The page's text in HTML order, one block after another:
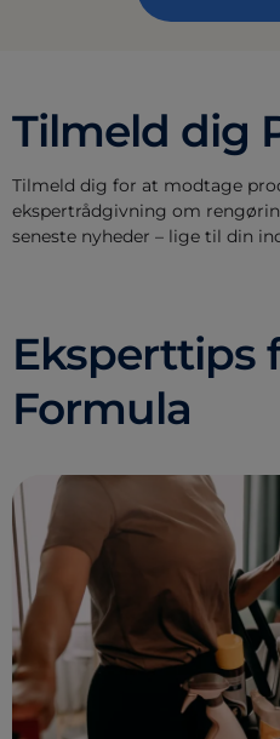
Tilmeld dig
Tilmeld dig for at modtage
ekspertrådgivning om
seneste nyheder – lige til din
Eksperttips
Formula